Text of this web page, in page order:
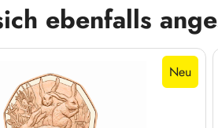
ebenfalls
Neu